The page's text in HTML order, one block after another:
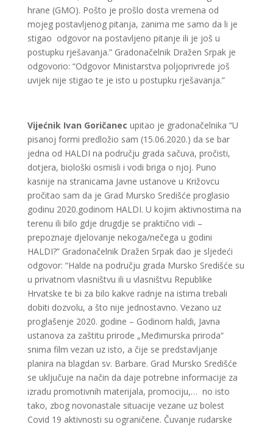
hrane (GMO). Pošto je prošlo dosta vremena od
mojeg postavljenog pitanja, zanima me samo da li je
stigao odgovor na postavljeno pitanje ili je još u
postupku rješavanja.” Gradonačelnik Dražen Srpak je
odgovorio: “Odgovor Ministarstva poljoprivrede još
uvijek nije stigao te je isto u postupku rješavanja.”
Vijećnik Ivan Goričanec upitao je gradonačelnika “U
pisanoj formi predložio sam (15.06.2020.) da se bar
jedna od HALDI na području grada sačuva, pročisti,
dotjera, biološki osmisli i vodi briga o njoj. Puno
kasnije na stranicama Javne ustanove u Križovcu
pročitao sam da je Grad Mursko Središće proglasio
godinu 2020.godinom HALDI. U kojim aktivnostima na
terenu ili bilo gdje drugdje se praktično vidi –
prepoznaje djelovanje nekoga/nečega u godini
HALDI?” Gradonačelnik Dražen Srpak dao je sljedeći
odgovor: “Halde na području grada Mursko Središće su
u privatnom vlasništvu ili u vlasništvu Republike
Hrvatske te bi za bilo kakve radnje na istima trebali
dobiti dozvolu, a što nije jednostavno. Vezano uz
proglašenje 2020. godine – Godinom haldi, Javna
ustanova za zaštitu prirode „Međimurska priroda“
snima film vezan uz isto, a čije se predstavljanje
planira na blagdan sv. Barbare. Grad Mursko Središće
se uključuje na način da daje potrebne informacije za
izradu promotivnih materijala, promociju,… no isto
tako, zbog novonastale situacije vezane uz bolest
Covid 19 aktivnosti su ograničene. Čuvanje rudarske